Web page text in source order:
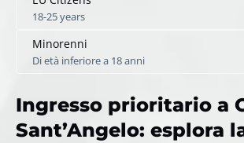
18-25 years
Minorenni
Di età inferiore a 18 anni
Ingresso prioritario a
Sant’Angelo: esplora